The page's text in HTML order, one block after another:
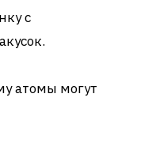
с
атомы могут